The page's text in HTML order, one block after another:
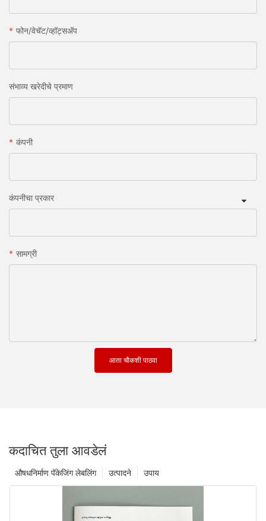
फोन/वेचॅट/व्हॉट्सअ‍ॅप
संभाव्य खरेदीचे प्रमाण
कंपनी
कंपनीचा प्रकार
सामग्री
आता चौकशी पाठवा
कदाचित तुला आवडेलं
उपाय
उत्पादने
औषधनिर्माण पॅकेजिंग लेबलिंग